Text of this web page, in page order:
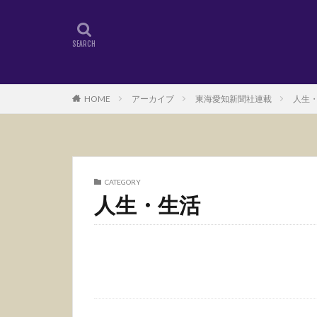
HOME アーカイブ 東海愛知新聞社連載 人生
CATEGORY
人生・生活